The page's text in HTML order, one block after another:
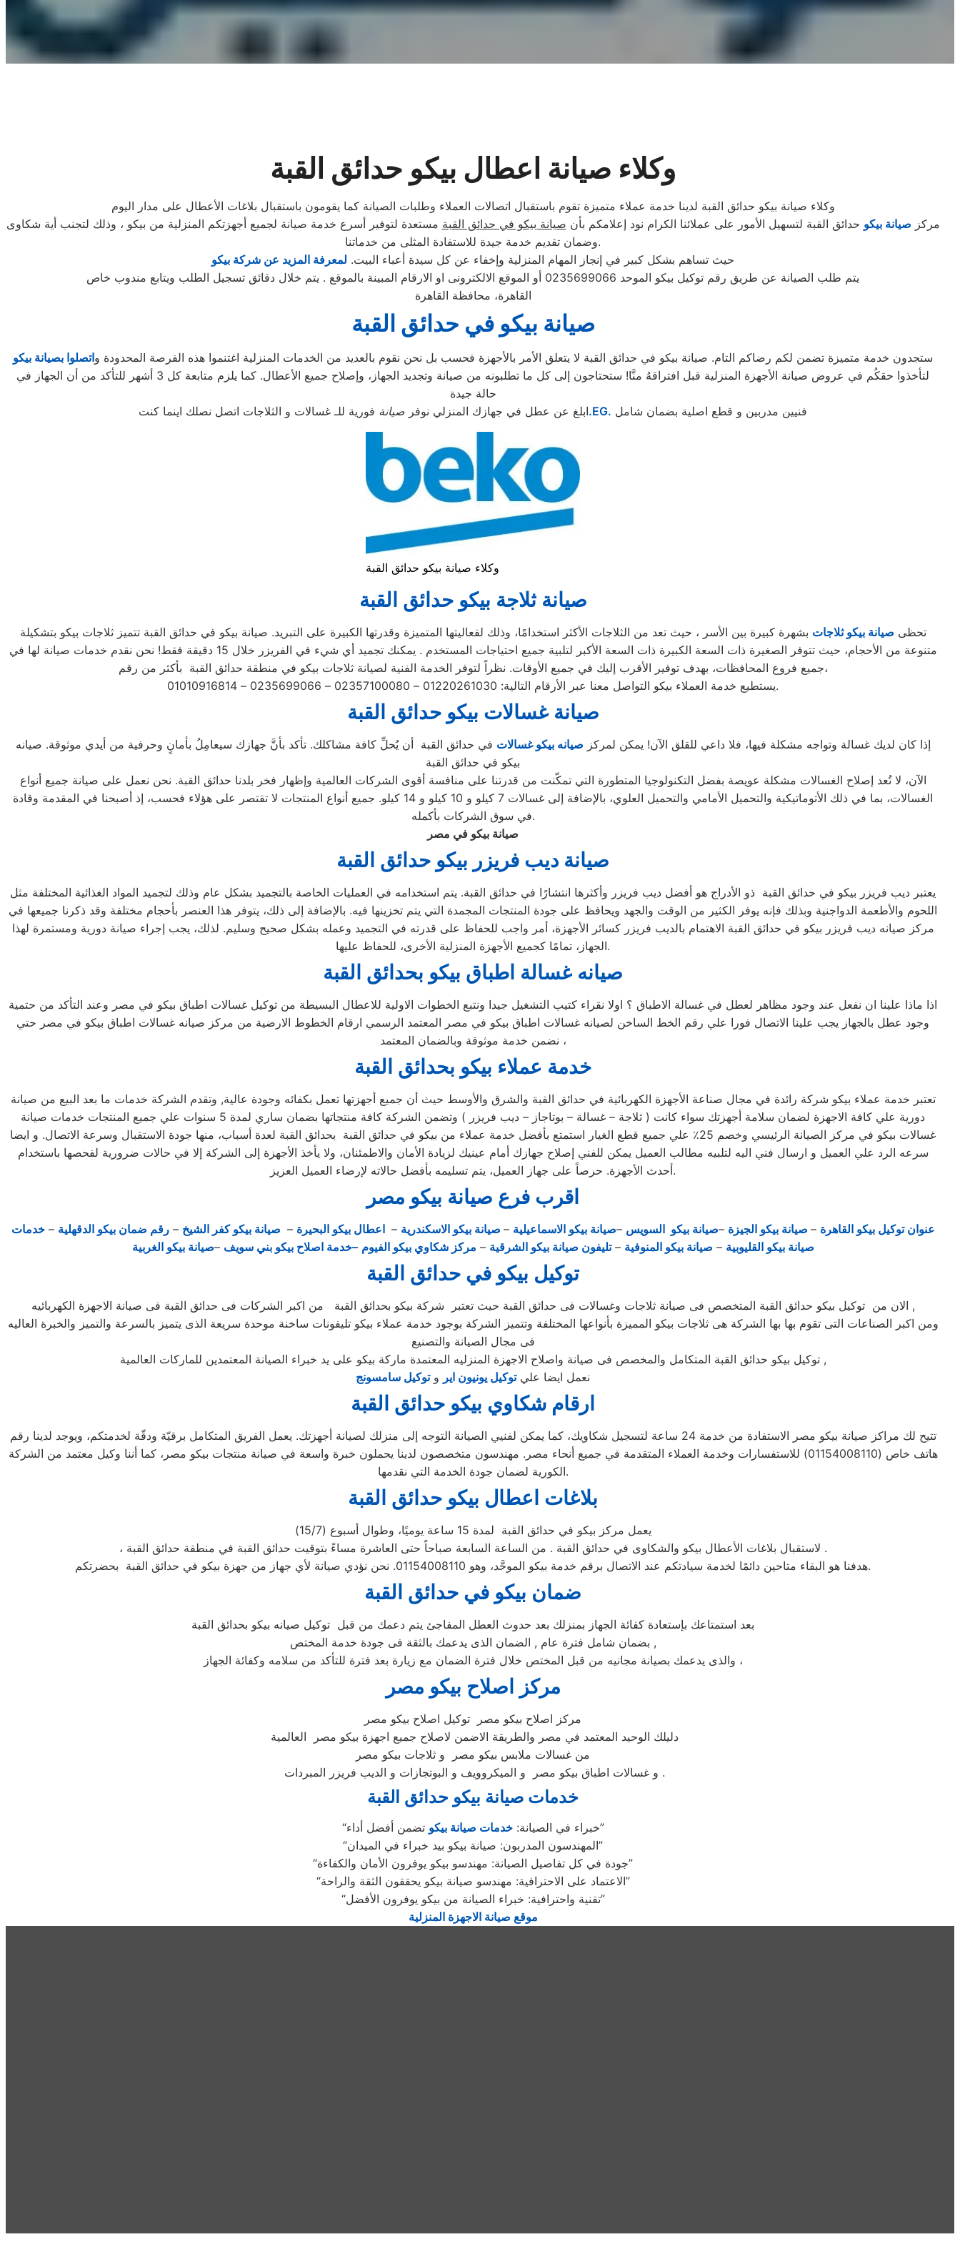
وكلاء صيانة اعطال بيكو حدائق القبة
وكلاء صيانة بيكو حدائق القبة لدينا خدمة عملاء متميزة تقوم باستقبال اتصالات العملاء وطلبات الصيانة كما يقومون باستقبال بلاغات الأعطال على مدار اليوم
مركز صيانة بيكو حدائق القبة لتسهيل الأمور على عملائنا الكرام نود إعلامكم بأن صيانة بيكو في حدائق القبة مستعدة لتوفير أسرع خدمة صيانة لجميع أجهزتكم المنزلية من بيكو ، وذلك لتجنب أية شكاوى
وضمان تقديم خدمة جيدة للاستفادة المثلى من خدماتنا.
حيث تساهم بشكل كبير في إنجاز المهام المنزلية وإخفاء عن كل سيدة أعباء البيت. لمعرفة المزيد عن شركة بيكو
يتم طلب الصيانة عن طريق رقم توكيل بيكو الموحد 0235699066 أو الموقع الالكترونى او الارقام المبينة بالموقع . يتم خلال دقائق تسجيل الطلب ويتابع مندوب خاص
القاهرة، محافظة القاهرة
صيانة بيكو في حدائق القبة
ستجدون خدمة متميزة تضمن لكم رضاكم التام. صيانة بيكو في حدائق القبة لا يتعلق الأمر بالأجهزة فحسب بل نحن نقوم بالعديد من الخدمات المنزلية اغتنموا هذه الفرصة المحدودة واتصلوا بصيانة بيكو
لتأخذوا حقكُم في عروض صيانة الأجهزة المنزلية قبل افتراقهُ منَّا! ستحتاجون إلى كل ما تطلبونه من صيانة وتجديد الجهاز، وإصلاح جميع الأعطال. كما يلزم متابعة كل 3 أشهر للتأكد من أن الجهاز في
حالة جيدة
ابلغ عن عطل في جهازك المنزلي نوفر صيانة فورية للـ غسالات و الثلاجات اتصل نصلك اينما كنت .EG. فنيين مدربين و قطع اصلية بضمان شامل
وكلاء صيانة بيكو حدائق القبة
صيانة ثلاجة بيكو حدائق القبة
تحظى صيانة بيكو ثلاجات بشهرة كبيرة بين الأسر ، حيث تعد من الثلاجات الأكثر استخدامًا، وذلك لفعاليتها المتميزة وقدرتها الكبيرة على التبريد. صيانة بيكو في حدائق القبة تتميز ثلاجات بيكو بتشكيلة
متنوعة من الأحجام، حيث تتوفر الصغيرة ذات السعة الكبيرة ذات السعة الأكبر لتلبية جميع احتياجات المستخدم . يمكنك تجميد أي شيء في الفريزر خلال 15 دقيقة فقط! نحن نقدم خدمات صيانة لها في
جميع فروع المحافظات، بهدف توفير الأقرب إليك في جميع الأوقات. نظراً لتوفر الخدمة الفنية لصيانة ثلاجات بيكو في منطقة حدائق القبة بأكثر من رقم،
يستطيع خدمة العملاء بيكو التواصل معنا عبر الأرقام التالية: 01220261030 – 02357100080 – 0235699066 – 01010916814.
صيانة غسالات بيكو حدائق القبة
إذا كان لديك غسالة وتواجه مشكلة فيها، فلا داعي للقلق الآن! يمكن لمركز صيانه بيكو غسالات في حدائق القبة أن يُحلِّ كافة مشاكلك. تأكد بأنَّ جهازك سيعامِلُ بأمانٍ وحرفية من أيدي موثوقة. صيانه
بيكو في حدائق القبة
الآن، لا تُعد إصلاح الغسالات مشكلة عويصة بفضل التكنولوجيا المتطورة التي تمكّنت من قدرتنا على منافسة أقوى الشركات العالمية وإظهار فخر بلدنا حدائق القبة. نحن نعمل على صيانة جميع أنواع
الغسالات، بما في ذلك الأتوماتيكية والتحميل الأمامي والتحميل العلوي، بالإضافة إلى غسالات 7 كيلو و 10 كيلو و 14 كيلو. جميع أنواع المنتجات لا تقتصر على هؤلاء فحسب، إذ أصبحنا في المقدمة وقادة
في سوق الشركات بأكمله.
صيانة بيكو في مصر
صيانة ديب فريزر بيكو حدائق القبة
يعتبر ديب فريزر بيكو في حدائق القبة ذو الأدراج هو أفضل ديب فريزر وأكثرها انتشارًا في حدائق القبة. يتم استخدامه في العمليات الخاصة بالتجميد بشكل عام وذلك لتجميد المواد الغذائية المختلفة مثل
اللحوم والأطعمة الدواجنية وبذلك فإنه يوفر الكثير من الوقت والجهد ويحافظ على جودة المنتجات المجمدة التي يتم تخزينها فيه. بالإضافة إلى ذلك، يتوفر هذا العنصر بأحجام مختلفة وقد ذكرنا جميعها في
مركز صيانه ديب فريزر بيكو في حدائق القبة الاهتمام بالديب فريزر كسائر الأجهزة، أمر واجب للحفاظ على قدرته في التجميد وعمله بشكل صحيح وسليم. لذلك، يجب إجراء صيانة دورية ومستمرة لهذا
الجهاز، تمامًا كجميع الأجهزة المنزلية الأخرى، للحفاظ عليها.
صيانه غسالة اطباق بيكو بحدائق القبة
اذا ماذا علينا ان نفعل عند وجود مظاهر لعطل في غسالة الاطباق ؟ اولا نقراء كتيب التشغيل جيدا ونتبع الخطوات الاولية للاعطال البسيطة من توكيل غسالات اطباق بيكو في مصر وعند التأكد من حتمية
وجود عطل بالجهاز يجب علينا الاتصال فورا علي رقم الخط الساخن لصيانه غسالات اطباق بيكو في مصر المعتمد الرسمي ارقام الخطوط الارضية من مركز صيانه غسالات اطباق بيكو في مصر حتي
نضمن خدمة موثوقة وبالضمان المعتمد ،
خدمة عملاء بيكو بحدائق القبة
تعتبر خدمة عملاء بيكو شركة رائدة في مجال صناعة الأجهزة الكهربائية في حدائق القبة والشرق والأوسط حيث أن جميع أجهزتها تعمل بكفائه وجودة عالية, وتقدم الشركة خدمات ما بعد البيع من صيانة
دورية علي كافة الاجهزة لضمان سلامة أجهزتك سواء كانت ( ثلاجة – غسالة – بوتاجاز – ديب فريزر ) وتضمن الشركة كافة منتجاتها بضمان ساري لمدة 5 سنوات علي جميع المنتجات خدمات صيانة
غسالات بيكو في مركز الصيانة الرئيسي وخصم 25٪ علي جميع قطع الغيار استمتع بأفضل خدمة عملاء من بيكو في حدائق القبة بحدائق القبة لعدة أسباب، منها جودة الاستقبال وسرعة الاتصال. و ايضا
سرعه الرد علي العميل و ارسال فني اليه لتلبيه مطالب العميل يمكن للفني إصلاح جهازك أمام عينيك لزيادة الأمان والاطمئنان، ولا يأخذ الأجهزة إلى الشركة إلا في حالات ضرورية لفحصها باستخدام
أحدث الأجهزة. حرصاً على جهاز العميل، يتم تسليمه بأفضل حالاته لإرضاء العميل العزيز.
اقرب فرع صيانة بيكو مصر
عنوان توكيل بيكو القاهرة – صيانة بيكو الجيزة –صيانة بيكو السويس –صيانة بيكو الاسماعيلية – صيانة بيكو الاسكندرية – اعطال بيكو البحيرة – صيانة بيكو كفر الشيخ –رقم ضمان بيكو الدقهلية –خدمات
صيانة بيكو القليوبية – صيانة بيكو المنوفية –تليفون صيانة بيكو الشرقية – مركز شكاوي بيكو الفيوم –خدمة اصلاح بيكو بني سويف –صيانة بيكو الغربية
توكيل بيكو في حدائق القبة
الان من توكيل بيكو حدائق القبة المتخصص فى صيانة ثلاجات وغسالات فى حدائق القبة حيث تعتبر شركة بيكو بحدائق القبة من اكبر الشركات فى حدائق القبة فى صيانة الاجهزة الكهربائيه ,
ومن اكبر الصناعات التى تقوم بها بها الشركة هى ثلاجات بيكو المميزة بأنواعها المختلفة وتتميز الشركة بوجود خدمة عملاء بيكو تليفونات ساخنة موحدة سريعة الذى يتميز بالسرعة والتميز والخبرة العاليه
فى مجال الصيانة والتصنيع
توكيل بيكو حدائق القبة المتكامل والمخصص فى صيانة واصلاح الاجهزة المنزليه المعتمدة ماركة بيكو على يد خبراء الصيانة المعتمدين للماركات العالمية ,
نعمل ايضا عليتوكيل يونيون اير وتوكيل سامسونج
ارقام شكاوي بيكو حدائق القبة
تتيح لك مراكز صيانة بيكو مصر الاستفادة من خدمة 24 ساعة لتسجيل شكاويك، كما يمكن لفنيي الصيانة التوجه إلى منزلك لصيانة أجهزتك. يعمل الفريق المتكامل برقيّة ودقّة لخدمتكم، ويوجد لدينا رقم
هاتف خاص (01154008110) للاستفسارات وخدمة العملاء المتقدمة في جميع أنحاء مصر. مهندسون متخصصون لدينا يحملون خبرة واسعة في صيانة منتجات بيكو مصر، كما أننا وكيل معتمد من الشركة
الكورية لضمان جودة الخدمة التي نقدمها.
بلاغات اعطال بيكو حدائق القبة
يعمل مركز بيكو في حدائق القبة لمدة 15 ساعة يوميًا، وطوال أسبوع (15/7)
، لاستقبال بلاغات الأعطال بيكو والشكاوى في حدائق القبة . من الساعة السابعة صباحاً حتى العاشرة مساءً بتوقيت حدائق القبة في منطقة حدائق القبة .
هدفنا هو البقاء متاحين دائمًا لخدمة سيادتكم عند الاتصال برقم خدمة بيكو الموحَّد، وهو 01154008110. نحن نؤدي صيانة لأي جهاز من جهزة بيكو في حدائق القبة بحضرتكم.
ضمان بيكو في حدائق القبة
بعد استمتاعك بإستعادة كفائة الجهاز بمنزلك بعد حدوث العطل المفاجئ يتم دعمك من قبل توكيل صيانه بيكو بحدائق القبة
بضمان شامل فترة عام , الضمان الذى يدعمك بالثقة فى جودة خدمة المختص ,
والذى يدعمك بصيانة مجانيه من قبل المختص خلال فترة الضمان مع زيارة بعد فترة للتأكد من سلامه وكفائة الجهاز ،
مركز اصلاح بيكو مصر
مركز اصلاح بيكو مصر توكيل اصلاح بيكو مصر
دليلك الوحيد المعتمد في مصر والطريقة الاضمن لاصلاح جميع اجهزة بيكو مصر العالمية
من غسالات ملابس بيكو مصر و ثلاجات بيكو مصر
و غسالات اطباق بيكو مصر و الميكروويف و البوتجازات و الديب فريزر المبردات .
خدمات صيانة بيكو حدائق القبة
“خبراء في الصيانة:خدمات صيانة بيكو
تضمن أفضل أداء”
“المهندسون المدربون: صيانة بيكو بيد خبراء في الميدان”
“جودة في كل تفاصيل الصيانة: مهندسو بيكو يوفرون الأمان والكفاءة”
“الاعتماد على الاحترافية: مهندسو صيانة بيكو يحققون الثقة والراحة”
“تقنية واحترافية: خبراء الصيانة من بيكو يوفرون الأفضل”
موقع صيانة الاجهزة المنزلية